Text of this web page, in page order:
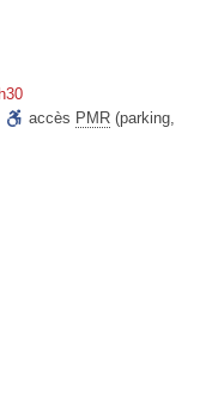
accès PMR (parking,